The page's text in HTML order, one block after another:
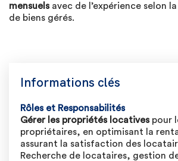
mensuelsavec de l’expérience selon
de biens gérés.
Informations clés
Rôles et Responsabilités
Gérer les propriétés locativespour
propriétaires, en optimisant la
assurant la satisfaction des
Recherche de locataires, gestion